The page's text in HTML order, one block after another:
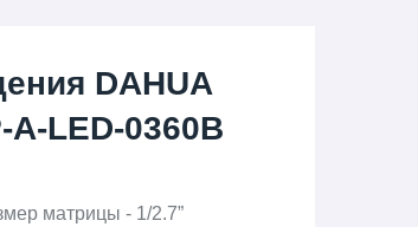
DAHUA
A-LED-0360B
матрицы - 1/2.7”